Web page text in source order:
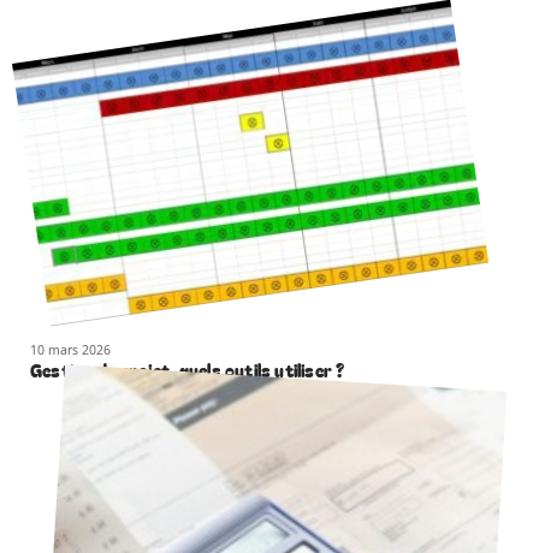
10 mars 2026
Gestion de projet, quels outils utiliser ?